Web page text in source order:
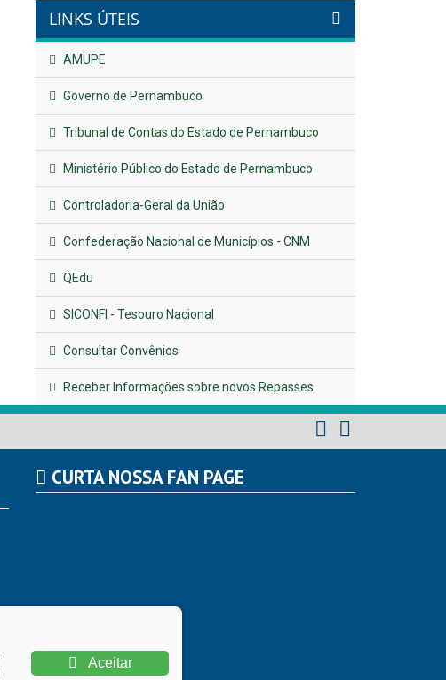
LINKS ÚTEIS
AMUPE
Governo de Pernambuco
Tribunal de Contas do Estado de Pernambuco
Ministério Público do Estado de Pernambuco
Controladoria-Geral da União
Confederação Nacional de Municípios - CNM
QEdu
SICONFI - Tesouro Nacional
Consultar Convênios
Receber Informações sobre novos Repasses
CURTA NOSSA FAN PAGE
Aceitar